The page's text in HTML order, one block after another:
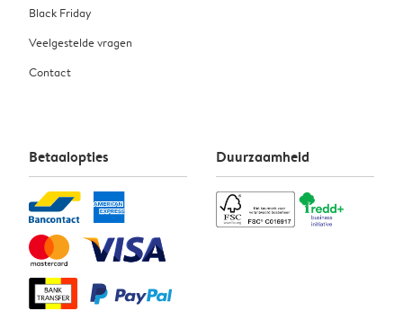
Black Friday
Veelgestelde vragen
Contact
Betaalopties Duurzaamheid